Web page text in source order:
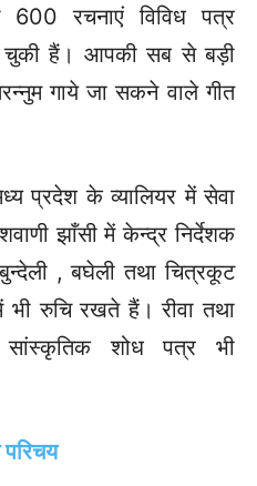
600 रचनाएं विविध पत्र
चुकी हैं। आपकी सब से बड़ी
गाये जा सकने वाले गीत
प्रदेश के व्यालियर में सेवा
झाँसी में केन्द्र निर्देशक
, बघेली तथा चित्रकूट
भी रुचि रखते हैं। रीवा तथा
शोध पत्र भी
परिचय